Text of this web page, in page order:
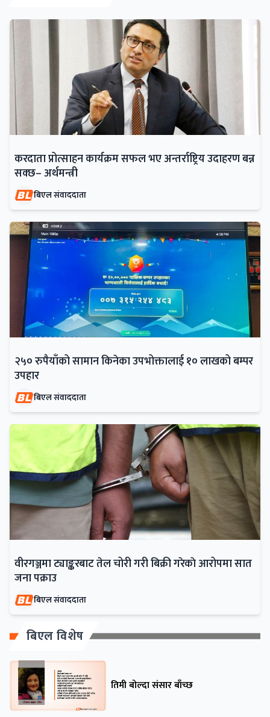
करदाता प्रोत्साहन कार्यक्रम सफल भए अन्तर्राष्ट्रिय उदाहरण बन्न
सक्छ– अर्थमन्त्री
बिएल संवाददाता
२५० रुपैयाँको सामान किनेका उपभोक्तालाई १० लाखको बम्पर
उपहार
बिएल संवाददाता
वीरगञ्जमा ट्याङ्करबाट तेल चोरी गरी बिक्री गरेकाे आरोपमा सात
जना पक्राउ
बिएल संवाददाता
बिएल विशेष
तिमी बोल्दा संसार बाँच्छ